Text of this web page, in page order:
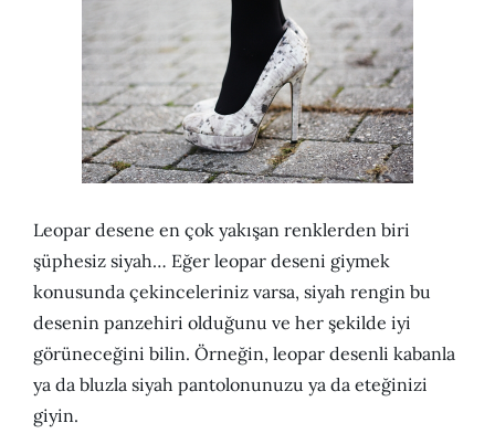
Leopar desene en çok yakışan renklerden biri
şüphesiz siyah… Eğer leopar deseni giymek
konusunda çekinceleriniz varsa, siyah rengin bu
desenin panzehiri olduğunu ve her şekilde iyi
görüneceğini bilin. Örneğin, leopar desenli kabanla
ya da bluzla siyah pantolonunuzu ya da eteğinizi
giyin.